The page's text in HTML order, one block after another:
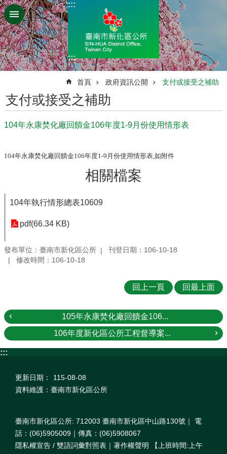
跳到主要內容區塊
:::
:::
首頁 政府資訊公開 支付或接受之補助
支付或接受之補助
104年永康焚化廠回饋金106年度1-9月份使用情形表
104年永康焚化廠回饋金106年度1-9月份使用情形表,如附件
相關檔案
104年執行情形總表10609
pdf(66.34 KB)
發布單位：臺南市新化區公所
刊登日期：106-10-18
修改時間：106-10-18
回上一頁 回最上面
105年永康焚化廠回饋金106...
106年度新化區公所工程督導案...
:::
更新日期：
115-08-08
資料維護：臺南市新化區公所
臺南市新化區公所: 712003 臺南市新化區中山路130號｜ 電
話：(06)5905009｜傳真：(06)5908067
隱私權宣告 / 雙語詞彙對照表｜著作權聲明 【上班時間:上午